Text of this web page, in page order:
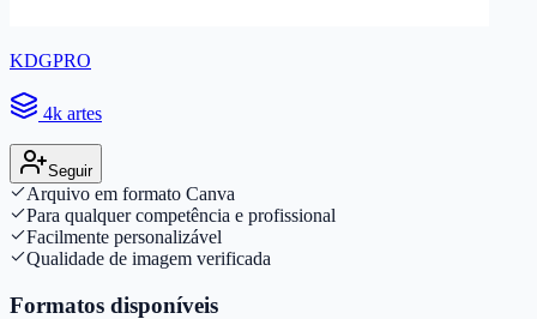
KDGPRO
4k artes
Seguir
Arquivo em formato Canva
Para qualquer competência e profissional
Facilmente personalizável
Qualidade de imagem verificada
Formatos disponíveis